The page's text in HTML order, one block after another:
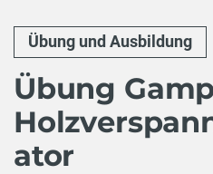
Übung und Ausbildung
Übung
ator